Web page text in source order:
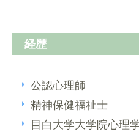
経歴
公認心理師
精神保健福祉士
目白大学大学院心理